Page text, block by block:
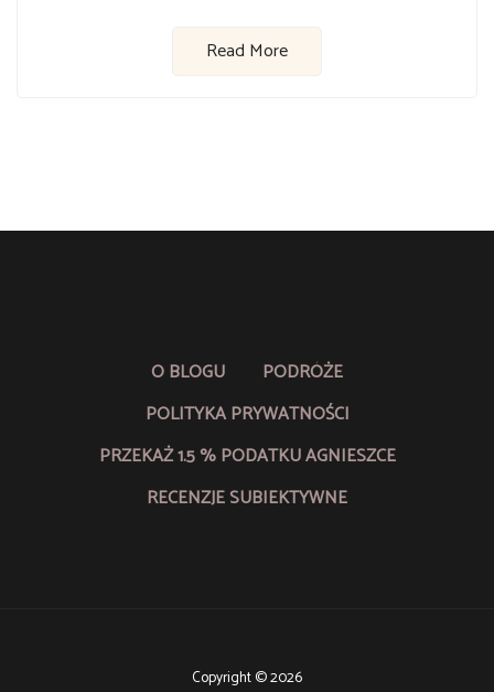
Read More
O BLOGU
PODRÓŻE
POLITYKA PRYWATNOŚCI
PRZEKAŻ 1.5 % PODATKU AGNIESZCE
RECENZJE SUBIEKTYWNE
Copyright © 2026